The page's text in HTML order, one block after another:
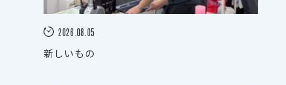
2026.08.05
新しいもの